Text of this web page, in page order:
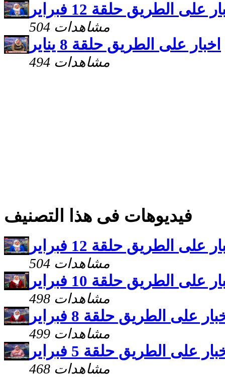
على الطريق حلقة 12 فبراير
504 مشاهدات
اخبار على الطريق حلقة 8 يناير
494 مشاهدات
فيديوهات فى هذا التصنيف
على الطريق حلقة 12 فبراير
504 مشاهدات
على الطريق حلقة 10 فبراير
498 مشاهدات
على الطريق حلقة 8 فبراير
499 مشاهدات
على الطريق حلقة 5 فبراير
468 مشاهدات